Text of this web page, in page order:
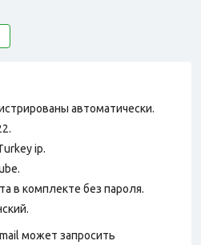
автоматически.
ip.
в комплекте без пароля.
может запросить